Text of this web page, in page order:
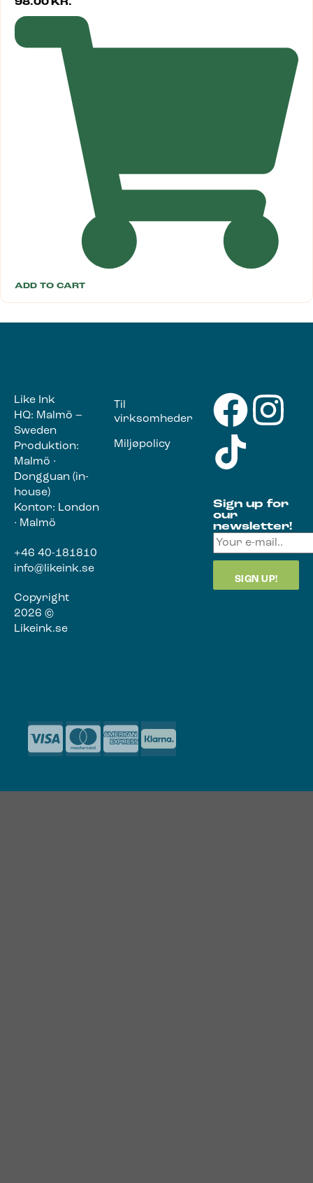
98.00 KR.
ADD TO CART
Like Ink
HQ: Malmö –
Sweden
Produktion:
Malmö ·
Dongguan (in-
house)
Kontor: London
· Malmö
+46 40-181810
info@likeink.se
Copyright
2026 ©
Likeink.se
Til
virksomheder
Miljøpolicy
Sign up for
our
newsletter!